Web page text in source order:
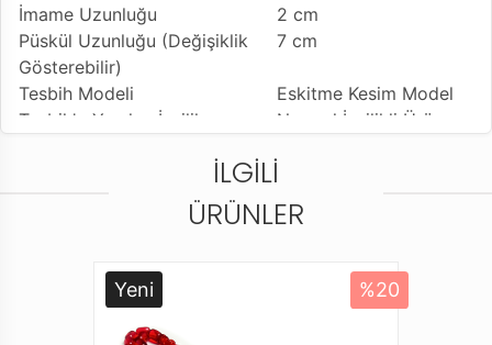
İmame Uzunluğu
2 cm
Püskül Uzunluğu (Değişiklik
Gösterebilir)
7 cm
Tesbih Modeli
Eskitme Kesim Model
Tesbih'e Yapılan İşçilik
Normal İşçilikli Ürün-
Uygundur
Dizildiği Malzeme
Standart Tesbih İpi
Paketleme ve Gönderim Şekli
İLGILI
ÜRÜNLER
Yeni %20